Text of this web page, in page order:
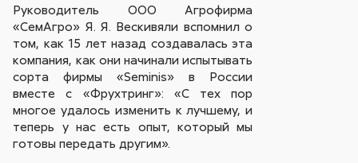
Руководитель ООО Агрофирма
«СемАгро» Я. Я. Вескивяли вспомнил о
том, как 15 лет назад создавалась эта
компания, как они начинали испытывать
сорта фирмы «Seminis» в России
вместе с «Фрухтринг»: «С тех пор
многое удалось изменить к лучшему, и
теперь у нас есть опыт, который мы
готовы передать другим».